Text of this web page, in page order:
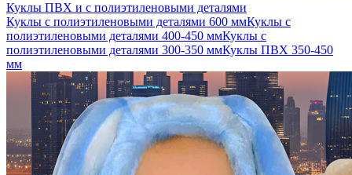
Куклы ПВХ и с полиэтиленовыми деталями
Куклы с полиэтиленовыми деталями 600 ммКуклы с
полиэтиленовыми деталями 400-450 ммКуклы с
полиэтиленовыми деталями 300-350 ммКуклы ПВХ 350-450
мм